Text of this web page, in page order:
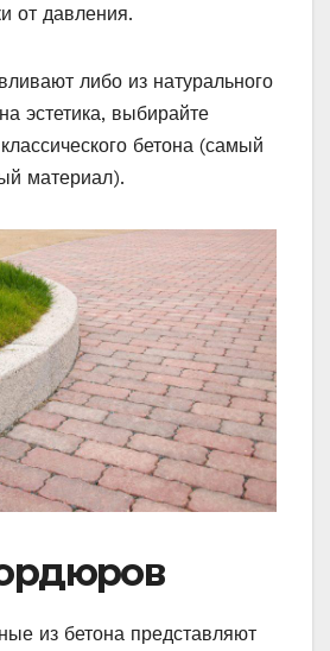
от давления.
либо из натурального
эстетика, выбирайте
бетона (самый
материал).
из бетона представляют